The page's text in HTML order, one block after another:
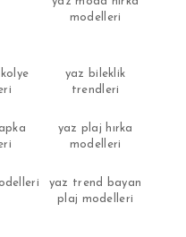
modelleri
yaz bileklik
trendleri
yaz plaj hırka
modelleri
yaz trend bayan
plaj modelleri